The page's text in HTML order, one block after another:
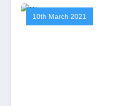
10th March 2021